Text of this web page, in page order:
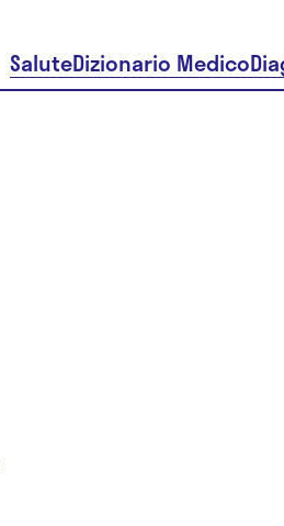
SaluteDizionario Medico